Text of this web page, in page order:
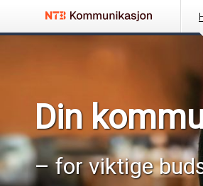
Din
– for viktige